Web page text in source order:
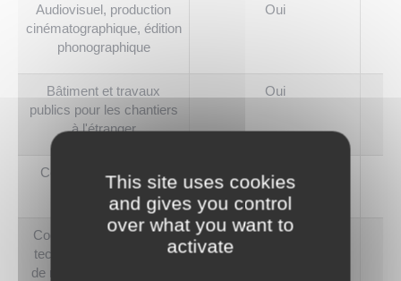
Audiovisuel, production
cinématographique, édition
phonographique
Oui
Bâtiment et travaux
publics pour les chantiers
à l'étranger
Oui
Centre de loisirs et de
vacances
Oui
Coopération, assistance
technique d'ingénierie et
de recherche à l'étranger
Oui
This site uses cookies
and gives you control
over what you want to
activate